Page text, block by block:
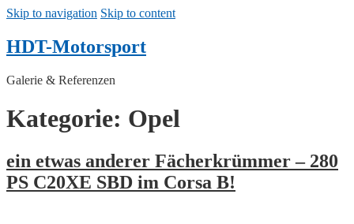
Skip to navigation Skip to content
HDT-Motorsport
Galerie & Referenzen
Kategorie: Opel
ein etwas anderer Fächerkrümmer – 280
PS C20XE SBD im Corsa B!